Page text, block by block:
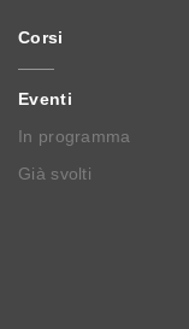
Corsi
Eventi
In programma
Già svolti